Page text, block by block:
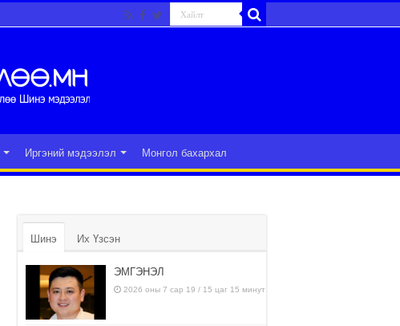
Иргэний мэдээлэл Монгол бахархал
Шинэ Их Үзсэн
ЭМГЭНЭЛ
2026 оны 7 сар 19 / 15 цаг 15 минут